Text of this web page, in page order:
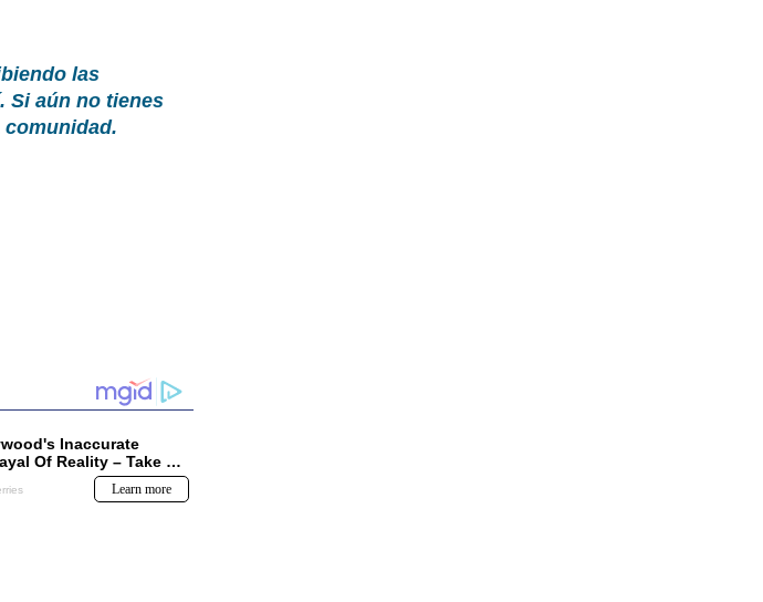
las
. Si aún no tienes
comunidad.